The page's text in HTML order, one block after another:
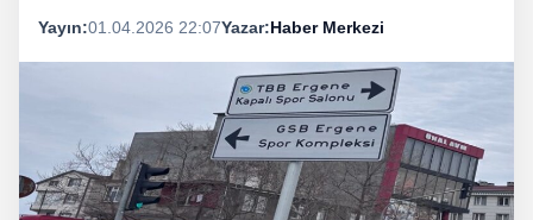
Yayın:01.04.2026 22:07Yazar:Haber Merkezi